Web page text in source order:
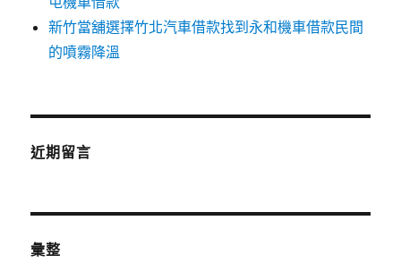
新竹當舖選擇竹北汽車借款找到永和機車借款民間
的噴霧降溫
近期留言
彙整